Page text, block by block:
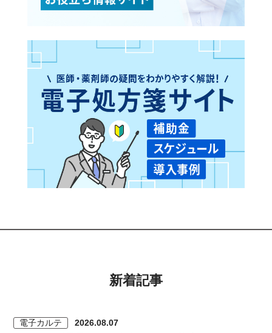
新着記事
電子カルテ 2026.08.07